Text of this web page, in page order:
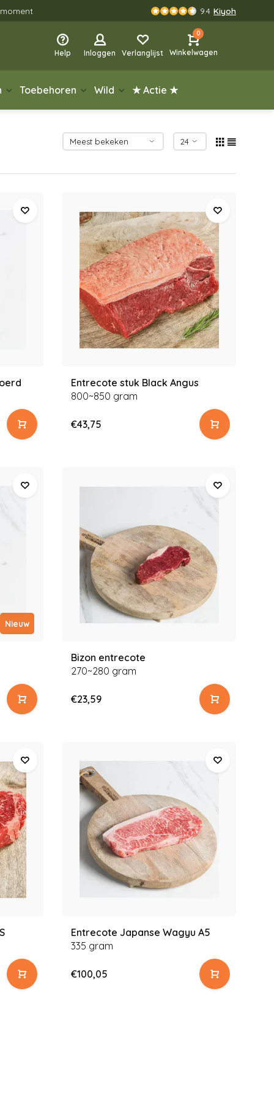
9.4 Kiyoh
Help Inloggen Verlanglijst
0
Winkelwagen
Toebehoren Wild ★ Actie ★
Entrecote stuk Black Angus
800~850 gram
€43,75
Nieuw
Bizon entrecote
270~280 gram
€23,59
Entrecote Japanse Wagyu A5
335 gram
€100,05